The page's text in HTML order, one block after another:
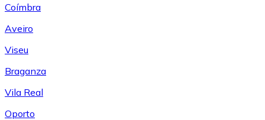
Coímbra
Aveiro
Viseu
Braganza
Vila Real
Oporto